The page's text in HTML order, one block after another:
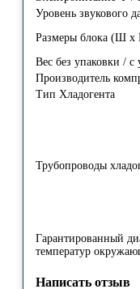
Уровень звукового
Размеры блока (Ш
Вес без упаковки / с
Производитель
Тип Хладогента
Трубопроводы
Гарантированный
температур
Написать отзыв